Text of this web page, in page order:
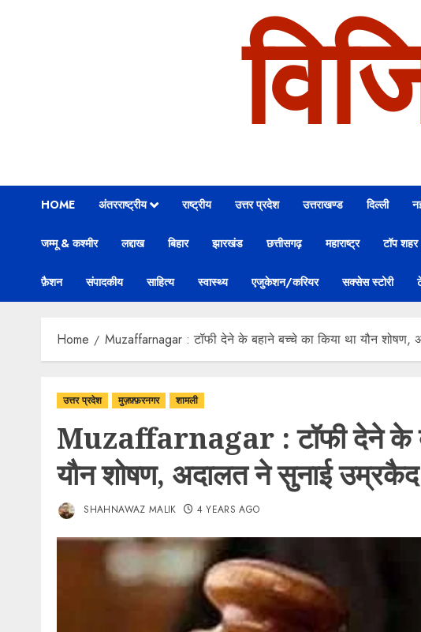
HOME अंतरराष्ट्रीय राष्ट्रीय उत्तर प्रदेश उत्तराखण्ड दिल्ली
जम्मू & कश्मीर लद्दाख बिहार झारखंड छत्तीसगढ़ महाराष्ट्र टॉप शहर
फ़ैशन संपादकीय साहित्य स्वास्थ्य एजुकेशन/करियर सक्सेस स्टोरी
Home Muzaffarnagar : टॉफी देने के बहाने बच्चे का किया था यौन
उत्तर प्रदेश मुज़फ़्फ़रनगर शामली
Muzaffarnagar : टॉफी देने के
यौन शोषण, अदालत ने सुनाई
SHAHNAWAZ MALIK 4 YEARS AGO